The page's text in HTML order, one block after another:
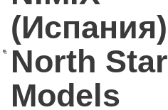
(Испания)
North Star
Models